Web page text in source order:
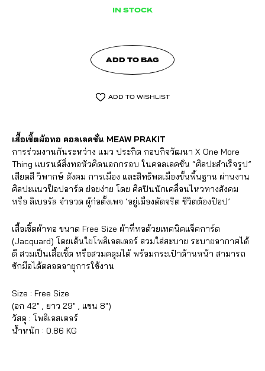
IN STOCK
ADD TO BAG
ADD TO WISHLIST
เสื้อเชิ้ตผ้อทอ คอลเลคชั่น MEAW PRAKIT
การร่วมงานกันระหว่าง แมว ประกิต กอบกิจวัฒนา X One More
Thing แบรนด์สิ่งทอหัวคิดนอกกรอบ ในคอลเลคชั่น “ศิลปะสำเร็จรูป”
เสียดสี วิพากษ์ สังคม การเมือง และสิทธิพลเมืองขั้นพื้นฐาน ผ่านงาน
ศิลปะแนวป็อปอาร์ต ย่อยง่าย โดย ศิลปินนักเคลื่อนไหวทางสังคม
หรือ ลิเบอรัล จำอวด ผู้ก่อตั้งเพจ ‘อยู่เมืองดัดจริต ชีวิตต้องป๊อป’
เสื้อเชิ้ตผ้าทอ ขนาด Free Size ผ้าที่ทอด้วยเทคนิคแจ็คการ์ด
(Jacquard) โดยเส้นใยโพลิเอสเตอร์ สวมใส่สะบาย ระบายอากาศได้
ดี สวมเป็นเสื้อเชิ้ต หรือสวมคลุมได้ พร้อมกระเป๋าด้านหน้า สามารถ
ซักมือได้ตลอดอายุการใช้งาน
Size : Free Size
(อก 42″ , ยาว 29″ , แขน 8″)
วัสดุ : โพลิเอสเตอร์
น้ำหนัก : 0.86 KG